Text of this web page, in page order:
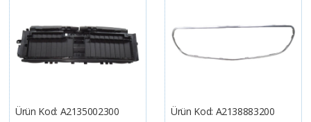
Ürün Kod: A2135002300 Ürün Kod: A2138883200